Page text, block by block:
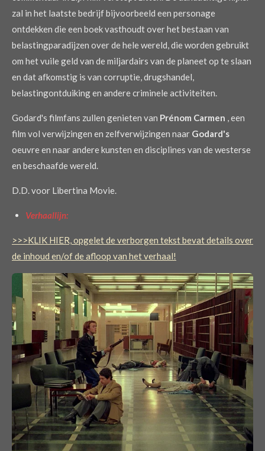
zal in het laatste bedrijf bijvoorbeeld een personage
ontdekken die een boek vasthoudt over het bestaan van
belastingparadijzen over de hele wereld, die worden gebruikt
om het vuile geld van de miljardairs van de planeet op te slaan
en dat afkomstig is van corruptie, drugshandel,
belastingontduiking en andere criminele activiteiten.
Godard's filmfans zullen genieten van Prénom Carmen , een
film vol verwijzingen en zelfverwijzingen naar Godard's
oeuvre en naar andere kunsten en disciplines van de westerse
en beschaafde wereld.
D.D. voor Libertina Movie.
Verhaallijn:
>>>KLIK HIER, opgelet de verborgen tekst bevat details over
de inhoud en/of de afloop van het verhaal!